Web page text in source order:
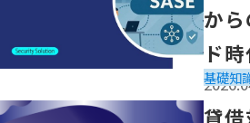
か
ド
基礎知
「貸借対照表（バランスシート）
貸